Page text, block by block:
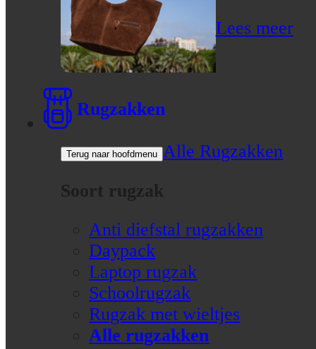
Lees meer
Rugzakken
Terug naar hoofdmenu Alle Rugzakken
Soort rugzak
Anti diefstal rugzakken
Daypack
Laptop rugzak
Schoolrugzak
Rugzak met wieltjes
Alle rugzakken